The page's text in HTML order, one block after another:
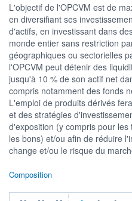
02/12
CATÉGORIE MORNINGSTAR
Allocation USD Agressive
FONDS PARTENAIRES
TARIFS PRIVILÉGIÉS 0%
CTO BUSINESS
Non éligible Boursobank
L'objectif de l'OPCVM est de
en diversifiant ses
d'actifs, en investissant dans
monde entier sans restriction
géographiques ou sectorielles
l'OPCVM peut détenir des
jusqu'à 10 % de son actif net
compris notamment des fonds
L'emploi de produits dérivés
et des stratégies
d'exposition (y compris pour
les bons) et/ou afin de réduire
change et/ou le risque du
Composition